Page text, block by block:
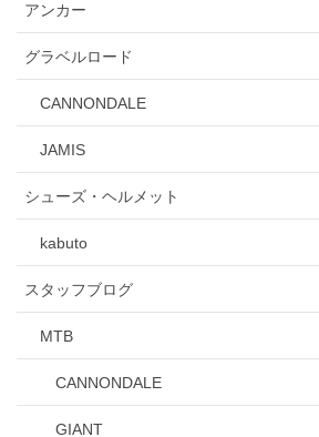
アンカー
グラベルロード
CANNONDALE
JAMIS
シューズ・ヘルメット
kabuto
スタッフブログ
MTB
CANNONDALE
GIANT